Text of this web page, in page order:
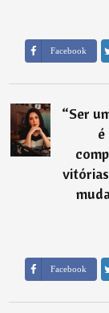
Facebook
“⁠Ser
Facebook